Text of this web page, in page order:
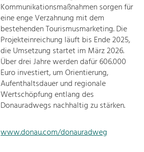
Kommunikationsmaßnahmen sorgen für
eine enge Verzahnung mit dem
bestehenden Tourismusmarketing. Die
Projekteinreichung läuft bis Ende 2025,
die Umsetzung startet im März 2026.
Über drei Jahre werden dafür 606.000
Euro investiert, um Orientierung,
Aufenthaltsdauer und regionale
Wertschöpfung entlang des
Donauradwegs nachhaltig zu stärken.
www.donau.com/donauradweg